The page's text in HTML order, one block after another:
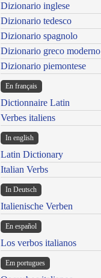
Dizionario inglese
Dizionario tedesco
Dizionario spagnolo
Dizionario greco moderno
Dizionario piemontese
En français
Dictionnaire Latin
Verbes italiens
In english
Latin Dictionary
Italian Verbs
In Deutsch
Italienische Verben
En español
Los verbos italianos
Em portugues